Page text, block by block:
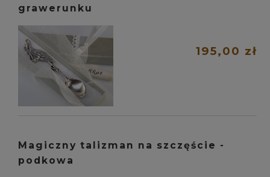
grawerunku
195,00 zł
Magiczny talizman na szczęście -
podkowa